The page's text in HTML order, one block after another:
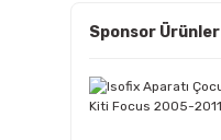
Sponsor Ürünler